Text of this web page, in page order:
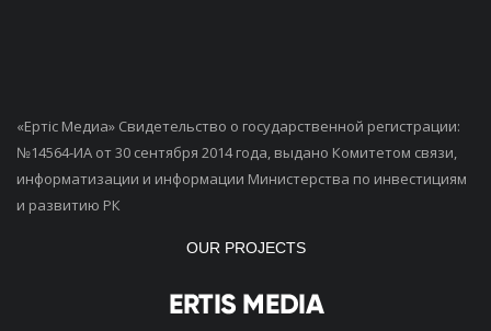
«Ертiс Медиа» Свидетельство о государственной регистрации:
№14564-ИА от 30 сентября 2014 года, выдано Комитетом связи,
информатизации и информации Министерства по инвестициям
и развитию РК
OUR PROJECTS